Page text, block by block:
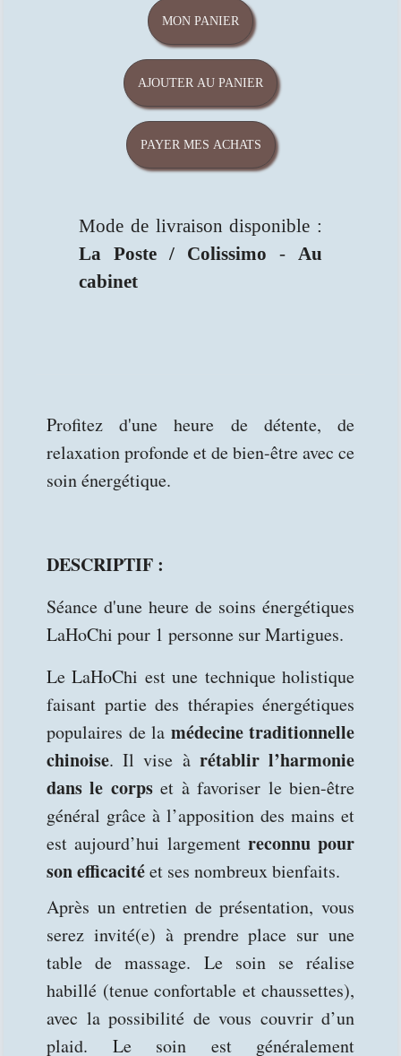
MON PANIER
AJOUTER AU PANIER
PAYER MES ACHATS
Mode de livraison disponible :
La Poste / Colissimo - Au
cabinet
Profitez d'une heure de détente, de
relaxation profonde et de bien-être avec ce
soin énergétique.
DESCRIPTIF :
Séance d'une heure de soins énergétiques
LaHoChi pour 1 personne sur Martigues.
Le LaHoChi est une technique holistique
faisant partie des thérapies énergétiques
populaires de la médecine traditionnelle
chinoise. Il vise à rétablir l’harmonie
dans le corpset à favoriser le bien-être
général grâce à l’apposition des mains et
est aujourd’hui largement reconnu pour
son efficacitéet ses nombreux bienfaits.
Après un entretien de présentation, vous
serez invité(e) à prendreplace sur une
table de massage. Le soin se réalise
habillé (tenue confortable et chaussettes),
avec la possibilité de vous couvrir d’un
plaid. Le soin est généralement